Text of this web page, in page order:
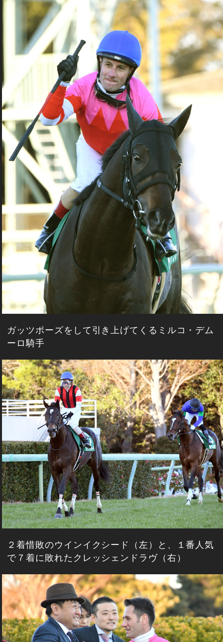
ガッツポーズをして引き上げてくるミルコ・デム
ーロ騎手
２着惜敗のウインイクシード（左）と、１番人気
で７着に敗れたクレッシェンドラヴ（右）